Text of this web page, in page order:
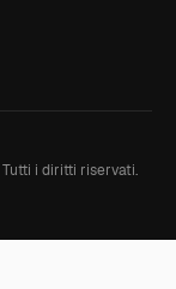
Tutti i diritti riservati.